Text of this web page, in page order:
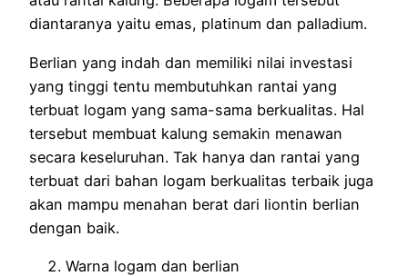
diantaranya yaitu emas, platinum dan palladium.
Berlian yang indah dan memiliki nilai investasi
yang tinggi tentu membutuhkan rantai yang
terbuat logam yang sama-sama berkualitas. Hal
tersebut membuat kalung semakin menawan
secara keseluruhan. Tak hanya dan rantai yang
terbuat dari bahan logam berkualitas terbaik juga
akan mampu menahan berat dari liontin berlian
dengan baik.
Warna logam dan berlian